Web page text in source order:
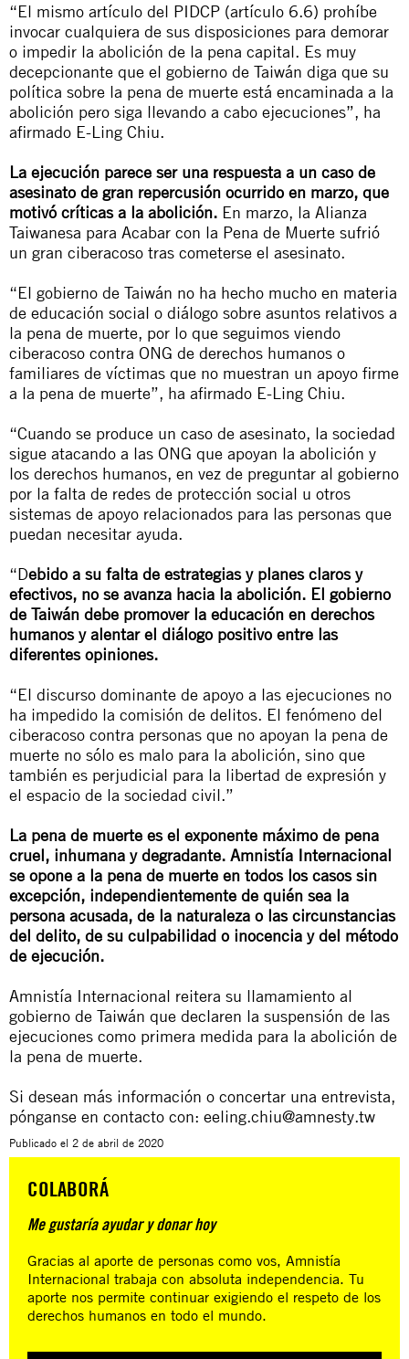
“El mismo artículo del PIDCP (artículo 6.6) prohíbe
invocar cualquiera de sus disposiciones para demorar
o impedir la abolición de la pena capital. Es muy
decepcionante que el gobierno de Taiwán diga que su
política sobre la pena de muerte está encaminada a la
abolición pero siga llevando a cabo ejecuciones”, ha
afirmado E-Ling Chiu.
La ejecución parece ser una respuesta a un caso de
asesinato de gran repercusión ocurrido en marzo, que
motivó críticas a la abolición. En marzo, la Alianza
Taiwanesa para Acabar con la Pena de Muerte sufrió
un gran ciberacoso tras cometerse el asesinato.
“El gobierno de Taiwán no ha hecho mucho en materia
de educación social o diálogo sobre asuntos relativos a
la pena de muerte, por lo que seguimos viendo
ciberacoso contra ONG de derechos humanos o
familiares de víctimas que no muestran un apoyo firme
a la pena de muerte”, ha afirmado E-Ling Chiu.
“Cuando se produce un caso de asesinato, la sociedad
sigue atacando a las ONG que apoyan la abolición y
los derechos humanos, en vez de preguntar al gobierno
por la falta de redes de protección social u otros
sistemas de apoyo relacionados para las personas que
puedan necesitar ayuda.
“Debido a su falta de estrategias y planes claros y
efectivos, no se avanza hacia la abolición. El gobierno
de Taiwán debe promover la educación en derechos
humanos y alentar el diálogo positivo entre las
diferentes opiniones.
“El discurso dominante de apoyo a las ejecuciones no
ha impedido la comisión de delitos. El fenómeno del
ciberacoso contra personas que no apoyan la pena de
muerte no sólo es malo para la abolición, sino que
también es perjudicial para la libertad de expresión y
el espacio de la sociedad civil.”
La pena de muerte es el exponente máximo de pena
cruel, inhumana y degradante. Amnistía Internacional
se opone a la pena de muerte en todos los casos sin
excepción, independientemente de quién sea la
persona acusada, de la naturaleza o las circunstancias
del delito, de su culpabilidad o inocencia y del método
de ejecución.
Amnistía Internacional reitera su llamamiento al
gobierno de Taiwán que declaren la suspensión de las
ejecuciones como primera medida para la abolición de
la pena de muerte.
Si desean más información o concertar una entrevista,
pónganse en contacto con: eeling.chiu@amnesty.tw
Publicado el 2 de abril de 2020
COLABORÁ
Me gustaría ayudar y donar hoy
Gracias al aporte de personas como vos, Amnistía
Internacional trabaja con absoluta independencia. Tu
aporte nos permite continuar exigiendo el respeto de los
derechos humanos en todo el mundo.